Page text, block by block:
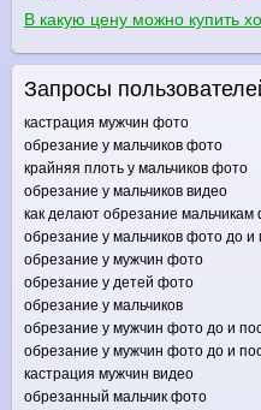
В какую цену можно купить
Запросы
кастрация мужчин фото
обрезание у мальчиков фото
крайняя плоть у мальчиков фото
обрезание у мальчиков видео
как делают обрезание мальчикам
обрезание у мальчиков фото до и
обрезание у мужчин фото
обрезание у детей фото
обрезание у мальчиков
обрезание у мужчин фото до и
обрезание у мужчин фото до и
кастрация мужчин видео
обрезанный мальчик фото